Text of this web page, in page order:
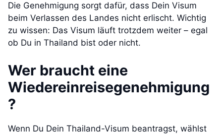
Die Genehmigung sorgt dafür, dass Dein Visum
beim Verlassen des Landes nicht erlischt. Wichtig
zu wissen: Das Visum läuft trotzdem weiter – egal
ob Du in Thailand bist oder nicht.
Wer braucht eine
Wiedereinreisegenehmigung
?
Wenn Du Dein Thailand-Visum beantragst, wählst